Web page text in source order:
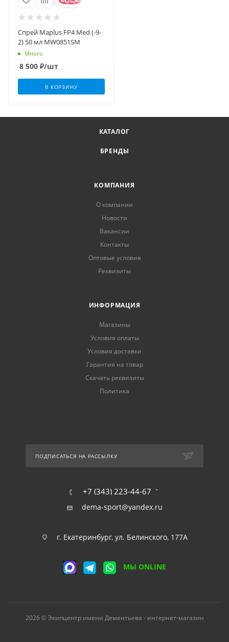
Спрей Maplus FP4 Med (-9-
2) 50 мл MW0851SM
Много
8 500 ₽/шт
В КОРЗИНУ
КАТАЛОГ
БРЕНДЫ
КОМПАНИЯ
О компании
Новости
Вакансии
Контакты
Оптовые условия
Реквизиты
ИНФОРМАЦИЯ
Магазины
Условия оплаты
Условия доставки
Гарантия на товар
Скачать реквизиты
Политика
ПОДПИСАТЬСЯ НА РАССЫЛКУ
+7 (343) 223-44-67
dema-sport@yandex.ru
г. Екатеринбург, ул. Белинского, 177А
МЫ ONLINE
2026 © Экипцентр имени Дементьева - интернет-магазин